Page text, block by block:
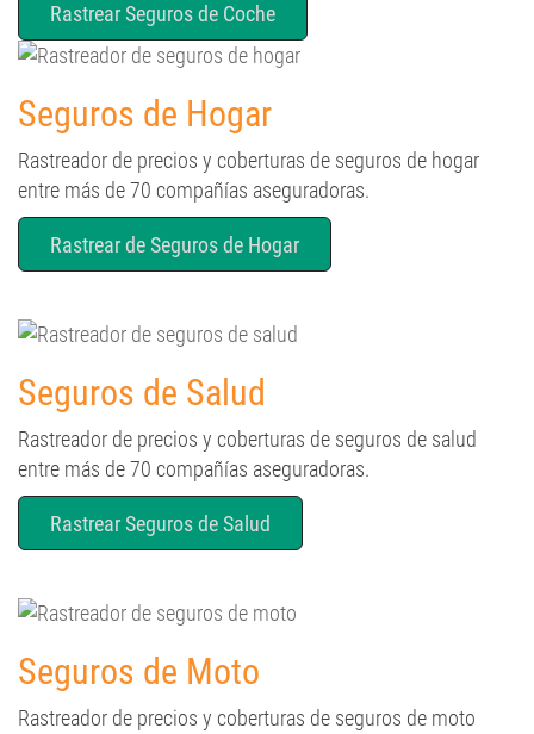
Rastrear Seguros de Coche
Seguros de Hogar
Rastreador de precios y coberturas de seguros de hogar
entre más de 70 compañías aseguradoras.
Rastrear de Seguros de Hogar
Seguros de Salud
Rastreador de precios y coberturas de seguros de salud
entre más de 70 compañías aseguradoras.
Rastrear Seguros de Salud
Seguros de Moto
Rastreador de precios y coberturas de seguros de moto